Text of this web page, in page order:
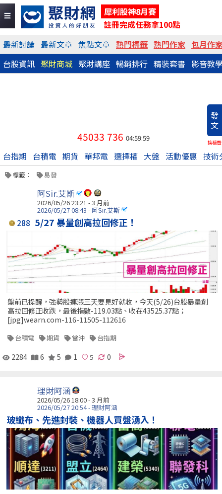
犀利股神8月賽
註冊完成任務拿100點
最新討論 最新文章 焦點文章 熱門標籤 熱門作家 包月作
台股資訊 聚財商城 聚財講座 暢銷排行 精裝套書 影音教
發
文
換稿費
45033 736 04:59:59
台指期 台積電 期貨 華邦電 選擇權 大盤 活動優惠 技術
標籤： 易發
阿Sir.艾斯
2026/05/26 23:21 - 3 月前
2026/05/27 08:43 - 阿Sir.艾斯
288 5/27 暴量創高拉回修正！
盤前已提醒，強勢股連漲三天要見好就收，今天(5/26)台股暴量創
高拉回修正收跌，最後指數-119.03點、收在43525.37點；
[jpg]wearn.com-116-11505-112616
台積電 期貨 當沖 台指期
2284 6 5 1 0
理財阿涵
2026/05/26 18:00 - 3 月前
2026/05/27 20:54 - 理財阿涵
玻纖布、先進封裝、機器人買盤湧入！